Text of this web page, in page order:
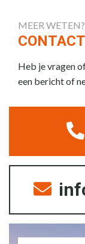
MEER WETEN?
Heb je vragen
een bericht of